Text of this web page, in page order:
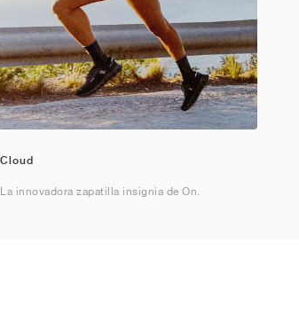
Cloud
La innovadora zapatilla insignia de On.